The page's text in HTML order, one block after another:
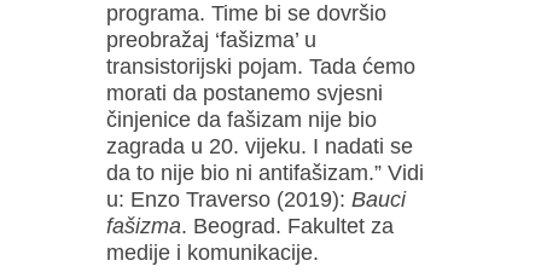
programa. Time bi se dovršio
preobražaj ‘fašizma’ u
transistorijski pojam. Tada ćemo
morati da postanemo svjesni
činjenice da fašizam nije bio
zagrada u 20. vijeku. I nadati se
da to nije bio ni antifašizam.” Vidi
u: Enzo Traverso (2019): Bauci
fašizma. Beograd. Fakultet za
medije i komunikacije.